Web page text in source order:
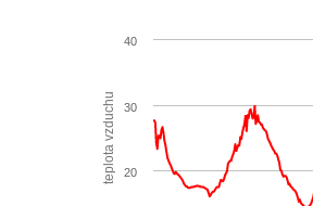
teplota vzduchu 20
30
40